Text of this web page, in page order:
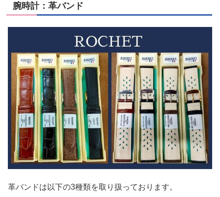
腕時計：革バンド
革バンドは以下の3種類を取り扱っております。